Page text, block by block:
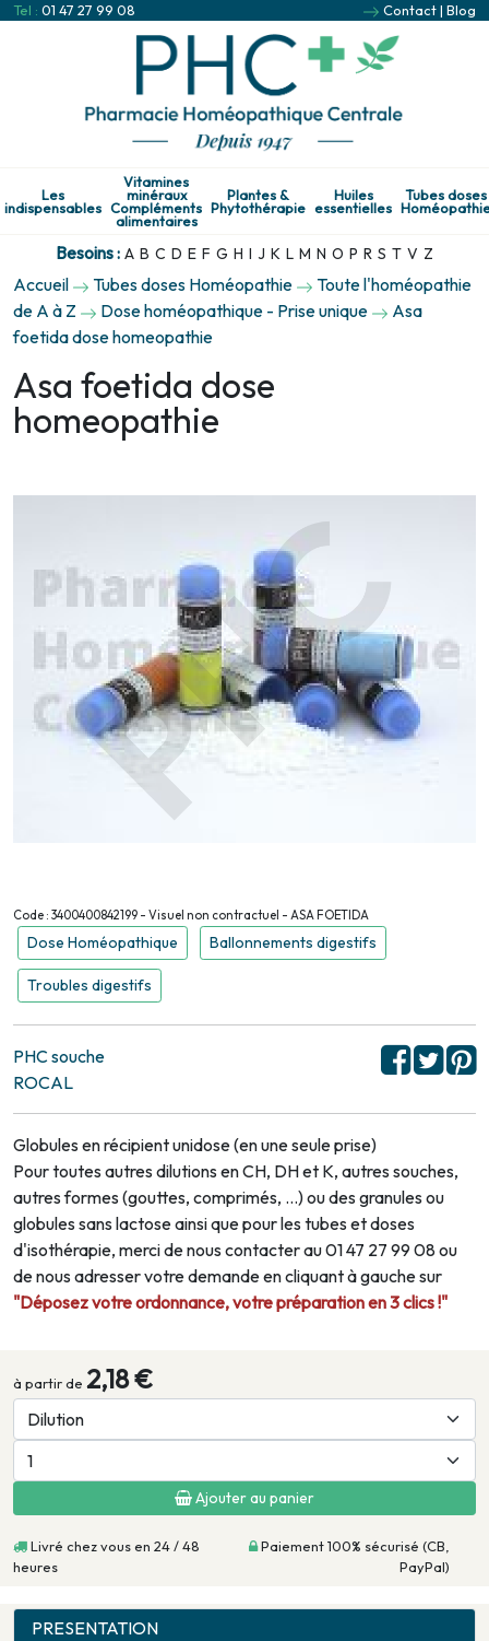
Tel : 01 47 27 99 08 Contact| Blog
Les
indispensables
Vitamines
minéraux
Compléments
alimentaires
Plantes &
Phytothérapie
Huiles
essentielles
Tubes doses
Besoins : A B C D E F G H I J K L M N O P R S T V Z
Accueil Tubes doses Homéopathie
Toute l'homéopathie
de A à Z
Dose homéopathique - Prise unique
Asa
foetida dose homeopathie
Asa foetida dose
homeopathie
Code : 3400400842199 - Visuel non contractuel - ASA FOETIDA
Dose Homéopathique Ballonnements digestifs
Troubles digestifs
PHC souche
ROCAL
Globules en récipient unidose (en une seule prise)
Pour toutes autres dilutions en CH, DH et K, autres souches,
autres formes (gouttes, comprimés, …) ou des granules ou
globules sans lactose ainsi que pour les tubes et doses
d'isothérapie, merci de nous contacter au 01 47 27 99 08 ou
de nous adresser votre demande en cliquant à gauche sur
"Déposez votre ordonnance, votre préparation en 3 clics !"
à partir de 2,18 €
Ajouter au panier
Livré chez vous en 24 / 48
heures
Paiement 100% sécurisé (CB,
PayPal)
PRESENTATION